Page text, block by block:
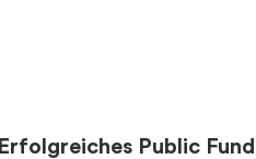
Erfolgreiches Public